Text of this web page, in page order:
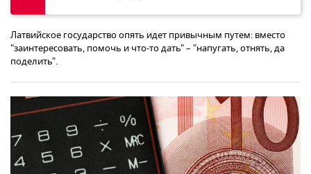
Латвийское государство опять идет привычным путем: вместо
"заинтересовать, помочь и что-то дать" – "напугать, отнять, да
поделить".